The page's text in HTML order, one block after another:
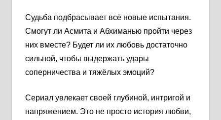
Судьба подбрасывает всё новые испытания.
Смогут ли Асмита и Абхиманью пройти через
них вместе? Будет ли их любовь достаточно
сильной, чтобы выдержать удары
соперничества и тяжёлых эмоций?
Сериал увлекает своей глубиной, интригой и
напряжением. Это не просто история любви,